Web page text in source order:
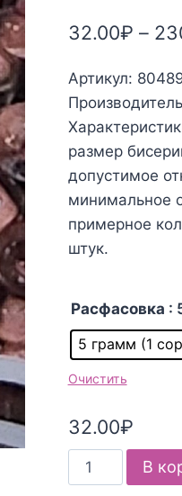
32.00₽ –
Артикул:
размер
допустимое
минимальное
примерное
штук.
Расфасовка :
5 грамм (1
Очистить
32.00₽
Количество
товара
В